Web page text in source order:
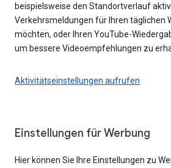
beispielsweise den Standortverlauf
Verkehrsmeldungen für Ihren täglichen
möchten, oder Ihren YouTube-
um bessere Videoempfehlungen zu
Aktivitätseinstellungen aufrufen
Einstellungen für Werbung
Hier können Sie Ihre Einstellungen zu